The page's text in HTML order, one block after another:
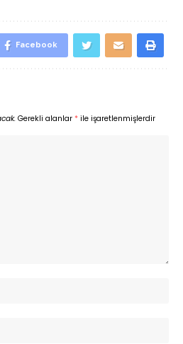
Facebook
Gerekli alanlar * ile işaretlenmişlerdir